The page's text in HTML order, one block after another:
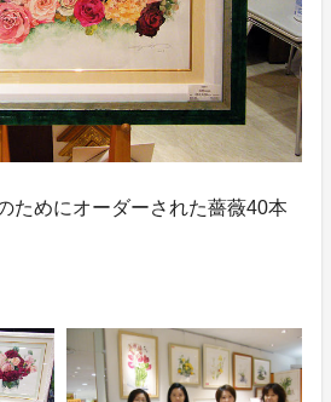
ためにオーダーされた薔薇40本